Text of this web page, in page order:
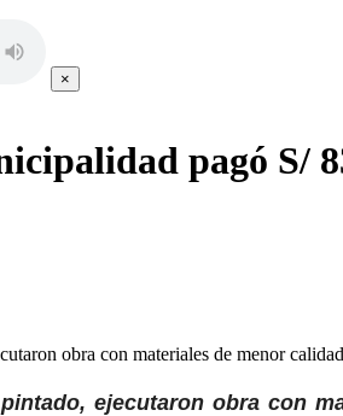
×
pagó S/
obra con materiales de menor
ejecutaron obra con